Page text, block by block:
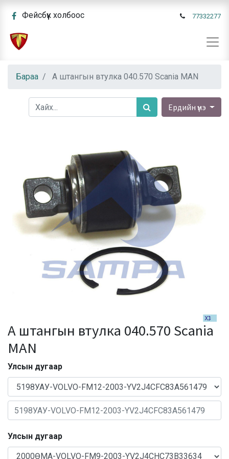
Фейсбүүк холбоос 77332277
Бараа А штангын втулка 040.570 Scania MAN
Ердийн үнэ
А штангын втулка 040.570 Scania
MAN
Улсын дугаар
Улсын дугаар